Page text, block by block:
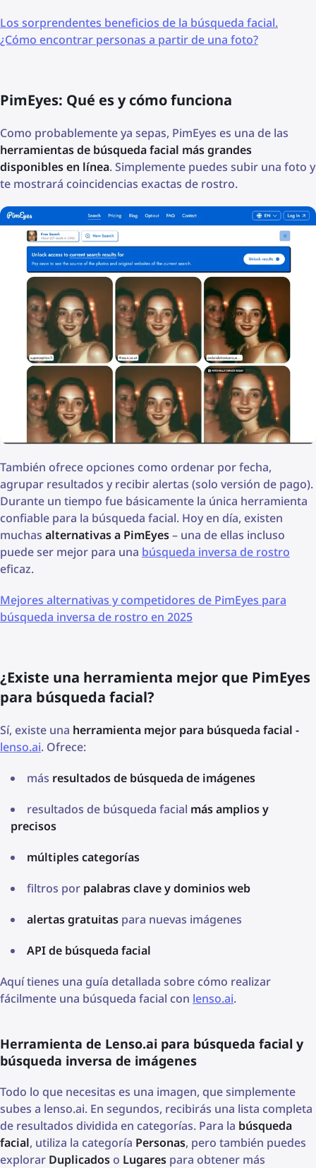
Los sorprendentes beneficios de la búsqueda facial.
¿Cómo encontrar personas a partir de una foto?
PimEyes: Qué es y cómo funciona
Como probablemente ya sepas, PimEyes es una de las
herramientas de búsqueda facial más grandes
disponibles en línea. Simplemente puedes subir una foto y
te mostrará coincidencias exactas de rostro.
También ofrece opciones como ordenar por fecha,
agrupar resultados y recibir alertas (solo versión de pago).
Durante un tiempo fue básicamente la única herramienta
confiable para la búsqueda facial. Hoy en día, existen
muchas alternativas a PimEyes– una de ellas incluso
puede ser mejor para una búsqueda inversa de rostro
eficaz.
Mejores alternativas y competidores de PimEyes para
búsqueda inversa de rostro en 2025
¿Existe una herramienta mejor que PimEyes
para búsqueda facial?
Sí, existe una herramienta mejor para búsqueda facial -
lenso.ai. Ofrece:
más resultados de búsqueda de imágenes
resultados de búsqueda facial más amplios y
precisos
múltiples categorías
filtros por palabras clave y dominios web
alertas gratuitas para nuevas imágenes
API de búsqueda facial
Aquí tienes una guía detallada sobre cómo realizar
fácilmente una búsqueda facial con lenso.ai.
Herramienta de Lenso.ai para búsqueda facial y
búsqueda inversa de imágenes
Todo lo que necesitas es una imagen, que simplemente
subes a lenso.ai. En segundos, recibirás una lista completa
de resultados dividida en categorías. Para la búsqueda
facial, utiliza la categoría Personas, pero también puedes
explorar Duplicadoso Lugares para obtener más